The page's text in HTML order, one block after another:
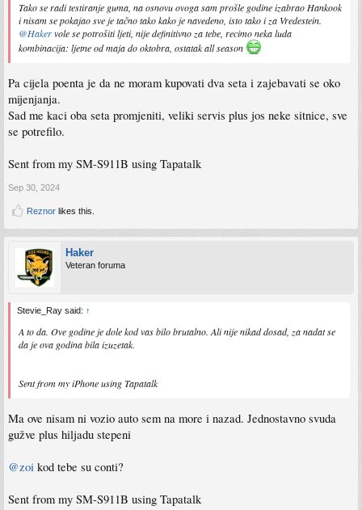
Tako se radi testiranje guma, na osnovu ovoga sam prošle godine izabrao Hankook
i nisam se pokajao sve je tačno tako kako je navedeno, isto tako i za Vredestein.
@Hakervole se potrošiti ljeti, nije definitivno za tebe, recimo neka luda
kombinacija: ljetne od maja do oktobra, ostatak all season
Pa cijela poenta je da ne moram kupovati dva seta i zajebavati se oko
mijenjanja.
Sad me kaci oba seta promjeniti, veliki servis plus jos neke sitnice, sve
se potrefilo.
Sent from my SM-S911B using Tapatalk
Sep 30, 2024
Reznor likes this.
Haker
Veteran foruma
Stevie_Ray said: ↑
A to da. Ove godine je dole kod vas bilo brutalno. Ali nije nikad dosad, za nadat se
da je ova godina bila izuzetak.
Sent from my iPhone using Tapatalk
Ma ove nisam ni vozio auto sem na more i nazad. Jednostavno svuda
gužve plus hiljadu stepeni
@zoi kod tebe su conti?
Sent from my SM-S911B using Tapatalk